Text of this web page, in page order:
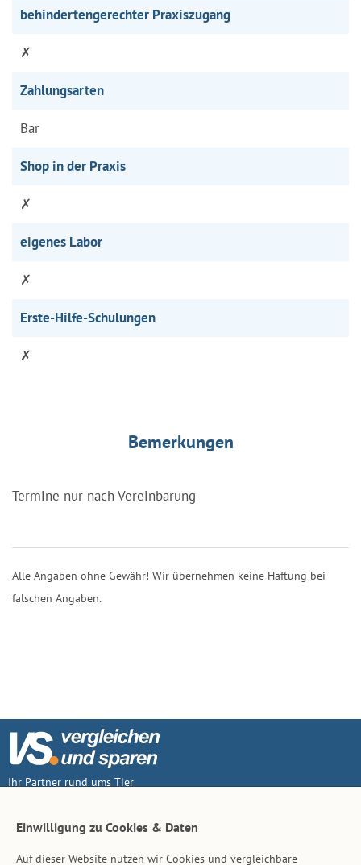
behindertengerechter Praxiszugang
✗
Zahlungsarten
Bar
Shop in der Praxis
✗
eigenes Labor
✗
Erste-Hilfe-Schulungen
✗
Bemerkungen
Termine nur nach Vereinbarung
Alle Angaben ohne Gewähr! Wir übernehmen keine Haftung bei
falschen Angaben.
Ihr Partner rund ums Tier
Einwilligung zu Cookies & Daten
Auf dieser Website nutzen wir Cookies und vergleichbare